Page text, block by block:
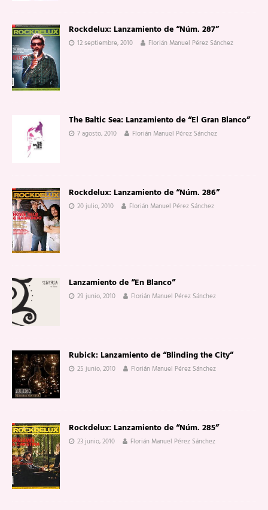
Rockdelux: Lanzamiento de “Núm. 287”
12 septiembre, 2010 Florián Manuel Pérez Sánchez
The Baltic Sea: Lanzamiento de “El Gran Blanco”
7 agosto, 2010 Florián Manuel Pérez Sánchez
Rockdelux: Lanzamiento de “Núm. 286”
20 julio, 2010 Florián Manuel Pérez Sánchez
Lanzamiento de “En Blanco”
29 junio, 2010 Florián Manuel Pérez Sánchez
Rubick: Lanzamiento de “Blinding the City”
25 junio, 2010 Florián Manuel Pérez Sánchez
Rockdelux: Lanzamiento de “Núm. 285”
23 junio, 2010 Florián Manuel Pérez Sánchez